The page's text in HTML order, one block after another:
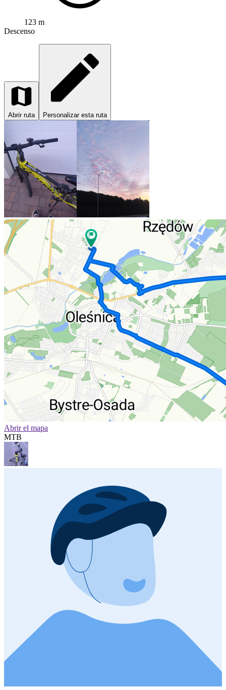
123 m
Descenso
Abrir ruta Personalizar esta ruta
Abrir el mapa
MTB